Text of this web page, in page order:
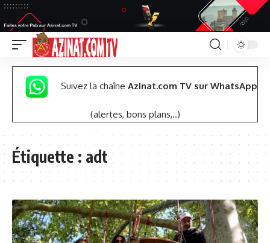
Suivez la chaîne Azinat.com TV sur WhatsApp
(alertes, bons plans,..)
Étiquette :adt